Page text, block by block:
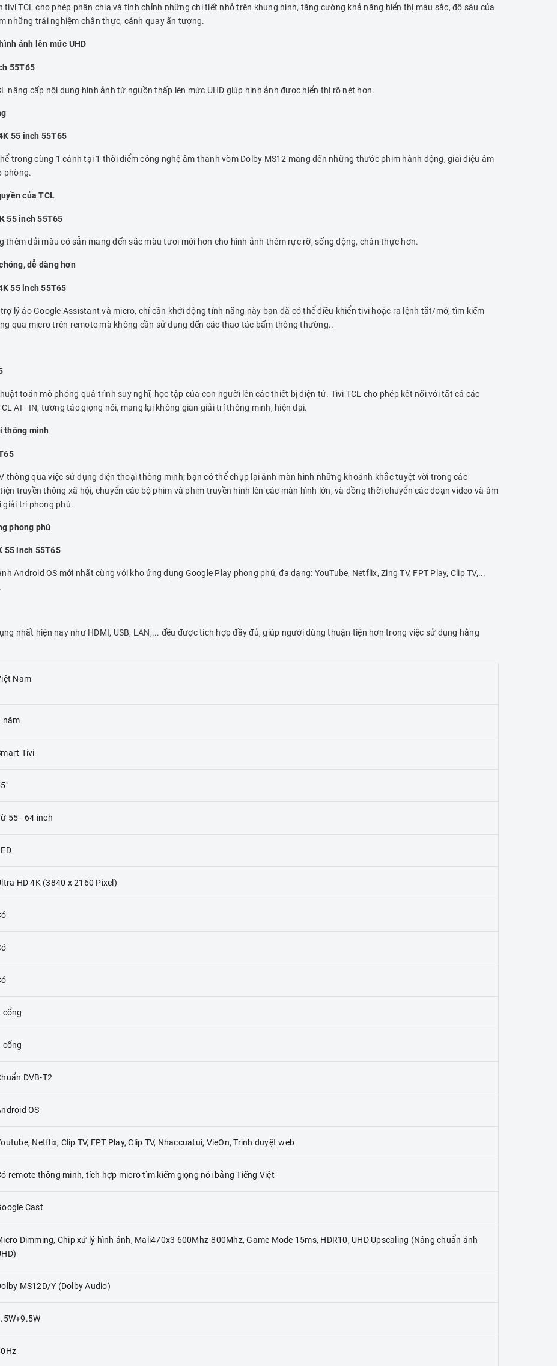
TCL cho phép phân chia và tinh chỉnh những chi tiết nhỏ trên khung hình, tăng cường khả năng hiển thị màu sắc, độ sâu của
những trải nghiệm chân thực, cảnh quay ấn tượng.
ảnh lên mức UHD
nâng cấp nội dung hình ảnh từ nguồn thấp lên mức UHD giúp hình ảnh được hiển thị rõ nét hơn.
trong cùng 1 cảnh tại 1 thời điểm công nghệ âm thanh vòm Dolby MS12 mang đến những thước phim hành động, giai điệu âm
phòng.
của TCL
thêm dải màu có sẵn mang đến sắc màu tươi mới hơn cho hình ảnh thêm rực rỡ, sống động, chân thực hơn.
dễ dàng hơn
lý ảo Google Assistant và micro, chỉ cần khởi động tính năng này bạn đã có thể điều khiển tivi hoặc ra lệnh tắt/mở, tìm kiếm
qua micro trên remote mà không cần sử dụng đến các thao tác bấm thông thường..
toán mô phỏng quá trình suy nghĩ, học tập của con người lên các thiết bị điện tử. Tivi TCL cho phép kết nối với tất cả các
AI - IN, tương tác giọng nói, mang lại không gian giải trí thông minh, hiện đại.
thông minh
thông qua việc sử dụng điện thoại thông minh; bạn có thể chụp lại ảnh màn hình những khoảnh khắc tuyệt vời trong các
truyền thông xã hội, chuyển các bộ phim và phim truyền hình lên các màn hình lớn, và đồng thời chuyển các đoạn video và âm
giải trí phong phú.
phong phú
Android OS mới nhất cùng với kho ứng dụng Google Play phong phú, đa dạng: YouTube, Netflix, Zing TV, FPT Play, Clip TV,...
nhất hiện nay như HDMI, USB, LAN,... đều được tích hợp đầy đủ, giúp người dùng thuận tiện hơn trong việc sử dụng hằng
Nam
năm
Tivi
55 - 64 inch
HD 4K (3840 x 2160 Pixel)
cổng
cổng
DVB-T2
OS
Netflix, Clip TV, FPT Play, Clip TV, Nhaccuatui, VieOn, Trình duyệt web
remote thông minh, tích hợp micro tìm kiếm giọng nói bằng Tiếng Việt
Cast
Dimming, Chip xử lý hình ảnh, Mali470x3 600Mhz-800Mhz, Game Mode 15ms, HDR10, UHD Upscaling (Nâng chuẩn ảnh
MS12D/Y (Dolby Audio)